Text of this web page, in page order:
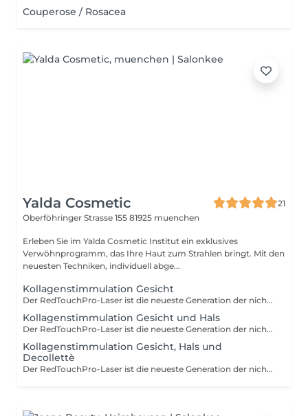
Couperose / Rosacea
Yalda Cosmetic
21
Oberföhringer Strasse 155 81925 muenchen
Erleben Sie im Yalda Cosmetic Institut ein exklusives
Verwöhnprogramm, das Ihre Haut zum Strahlen bringt. Mit den
neuesten Techniken, individuell abge...
Kollagenstimmulation Gesicht
Der RedTouchPro-Laser ist die neueste Generation der nicht-invasiven Hautverjüngung. Er arbeitet präzise im Bereich des Kollagens und stimuliert gezielt die natürliche Regeneration der Haut ganz ohne Nadeln, ohne Ausfallzeit und ohne Schmerzen. Wichtig: Eine Behandlung mit dem RedTouchPro-Laser ist nur nach einem vorherigen Beratungsgespräch möglich. So können wir Ihre Haut individuell analysieren und den optimalen Behandlungsplan erstellen.
Kollagenstimmulation Gesicht und Hals
Der RedTouchPro-Laser ist die neueste Generation der nicht-invasiven Hautverjüngung. Er arbeitet präzise im Bereich des Kollagens und stimuliert gezielt die natürliche Regeneration der Haut ganz ohne Nadeln, ohne Ausfallzeit und ohne Schmerzen. Wichtig: Eine Behandlung mit dem RedTouchPro-Laser ist nur nach einem vorherigen Beratungsgespräch möglich. So können wir Ihre Haut individuell analysieren und den optimalen Behandlungsplan erstellen.
Kollagenstimmulation Gesicht, Hals und
Decollettè
Der RedTouchPro-Laser ist die neueste Generation der nicht-invasiven Hautverjüngung. Er arbeitet präzise im Bereich des Kollagens und stimuliert gezielt die natürliche Regeneration der Haut ganz ohne Nadeln, ohne Ausfallzeit und ohne Schmerzen. Wichtig: Eine Behandlung mit dem RedTouchPro-Laser ist nur nach einem vorherigen Beratungsgespräch möglich. So können wir Ihre Haut individuell analysieren und den optimalen Behandlungsplan erstellen.